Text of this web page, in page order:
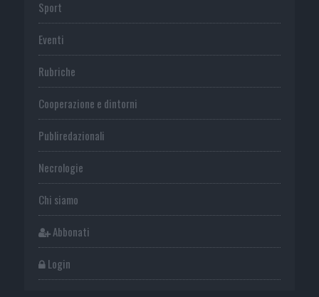
Sport
Eventi
Rubriche
Cooperazione e dintorni
Publiredazionali
Necrologie
Chi siamo
Abbonati
Login